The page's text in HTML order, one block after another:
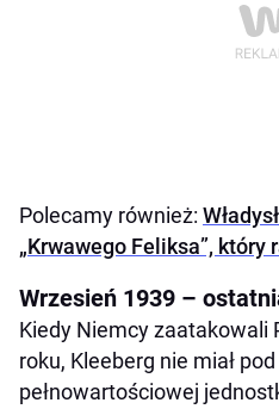
Polecamy również:
„Krwawego Feliksa”, który
Wrzesień 1939 –
Kiedy Niemcy zaatakowali
roku, Kleeberg nie miał
pełnowartościowej